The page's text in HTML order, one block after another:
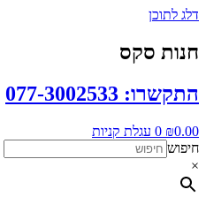
דלג לתוכן
חנות סקס
התקשרו: 077-3002533
₪0.00
0 עגלת קניות
חיפוש
×